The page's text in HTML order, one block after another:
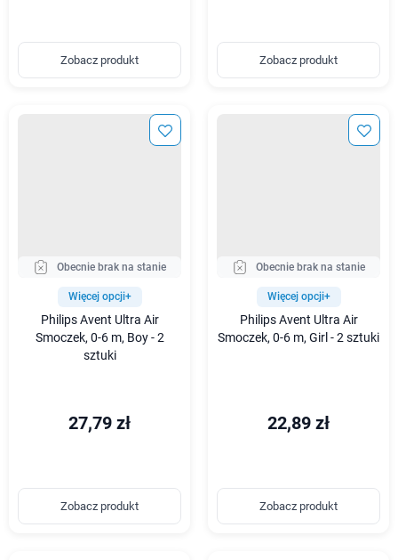
Zobacz produkt Zobacz produkt
Obecnie brak na stanie
Więcej opcji+
Philips Avent Ultra Air
Smoczek, 0-6 m, Boy - 2
sztuki
27,79 zł
Zobacz produkt
Obecnie brak na stanie
Więcej opcji+
Philips Avent Ultra Air
Smoczek, 0-6 m, Girl - 2 sztuki
22,89 zł
Zobacz produkt